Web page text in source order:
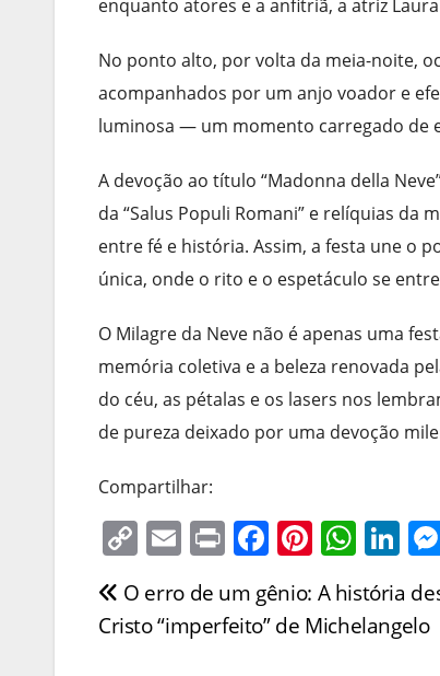
enquanto atores e a anfitriã, a atriz
No ponto alto, por volta da meia-noite,
acompanhados por um anjo voador e
luminosa — um momento carregado de
A devoção ao título “Madonna della
da “Salus Populi Romani” e relíquias
entre fé e história. Assim, a festa une o
única, onde o rito e o espetáculo se
O Milagre da Neve não é apenas uma
memória coletiva e a beleza renovada
do céu, as pétalas e os lasers nos
de pureza deixado por uma devoção
Compartilhar:
C
p
y
E
m
ai
l
Pr
t
F
a
c
e
Pi
nt
er
e
W
h
at
s
Li
n
k
e
Navegação
de
O erro de um gênio: A história
Cristo “imperfeito” de Michelangelo